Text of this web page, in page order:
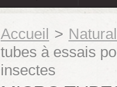
Accueil >
tubes à essais
insectes